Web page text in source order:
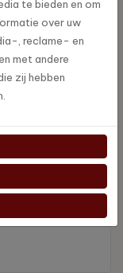
Bloemig
te bieden en om
over uw
, reclame- en
met andere
zij hebben